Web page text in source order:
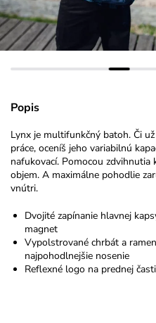
Popis
Lynx je multifunkčný batoh. Či
práce, oceníš jeho variabilnú
nafukovací. Pomocou
objem. A maximálne pohodlie
vnútri.
Dvojité zapínanie hlavnej
magnet
Vypolstrované chrbát a
najpohodlnejšie nosenie
Reflexné logo na prednej časti